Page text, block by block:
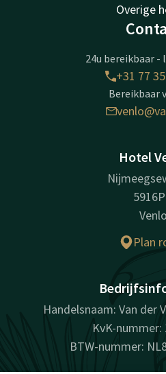
Overige
24u bereikbaar
+31 77
Bereikbaar
Hotel
Venlo
Plan
Handelsnaam: Van der
KvK-nummer:
BTW-nummer: